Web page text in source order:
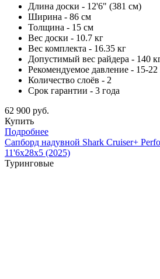
Длина доски - 12'6" (381 см)
Ширина - 86 см
Толщина - 15 см
Вес доски - 10.7 кг
Вес комплекта - 16.35 кг
Допустимый вес райдера - 140
Рекомендуемое давление - 15-22
Количество слоёв - 2
Срок гарантии - 3 года
62 900 руб.
Купить
Подробнее
Сапборд надувной Shark Cruiser+
11'6x28x5 (2025)
Туринговые